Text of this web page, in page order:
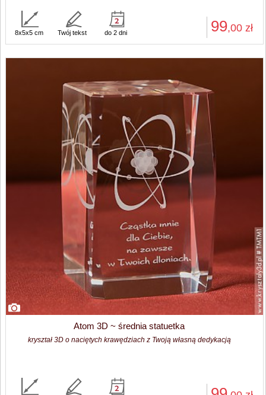
99,00 zł
8x5x5 cm Twój tekst do 2 dni
Atom 3D ~ średnia statuetka
kryształ 3D o naciętych krawędziach z Twoją własną dedykacją